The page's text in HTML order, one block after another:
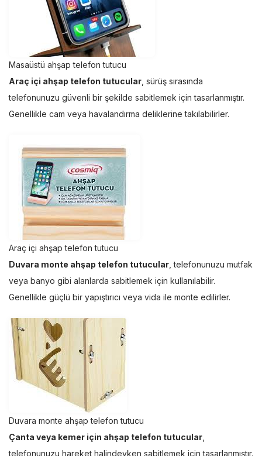
Masaüstü ahşap telefon tutucu
Araç içi ahşap telefon tutucular , sürüş sırasında
telefonunuzu güvenli bir şekilde sabitlemek için tasarlanmıştır.
Genellikle cam veya havalandırma deliklerine takılabilirler.
Araç içi ahşap telefon tutucu
Duvara monte ahşap telefon tutucular , telefonunuzu mutfak
veya banyo gibi alanlarda sabitlemek için kullanılabilir.
Genellikle güçlü bir yapıştırıcı veya vida ile monte edilirler.
Duvara monte ahşap telefon tutucu
Çanta veya kemer için ahşap telefon tutucular
telefonunuzu hareket halindeyken sabitlemek için tasarlanmıştır.